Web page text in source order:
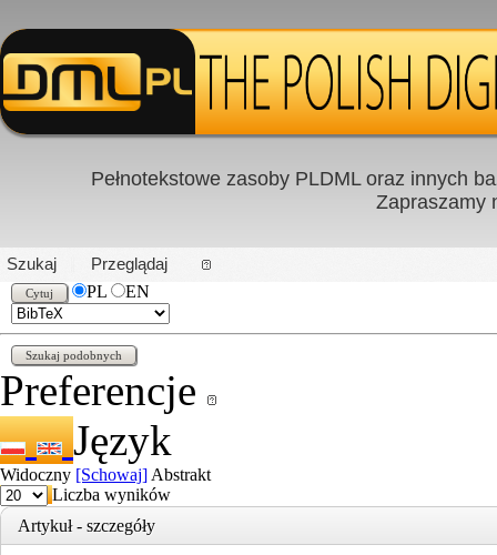
PL|EN
Pełnotekstowe zasoby PLDML oraz innych
Zapraszamy
Szukaj
Przeglądaj
PL
EN
Preferencje
Język
Widoczny [Schowaj] Abstrakt
Liczba wyników
Artykuł - szczegóły